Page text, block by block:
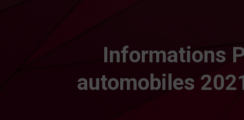
Informations
automobiles